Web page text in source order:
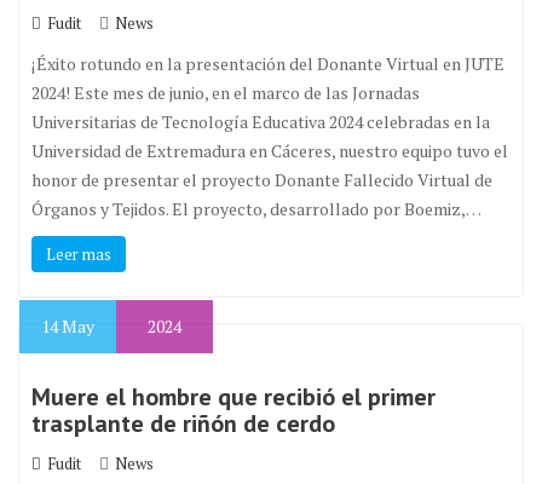
Fudit News
¡Éxito rotundo en la presentación del Donante Virtual en JUTE
2024! Este mes de junio, en el marco de las Jornadas
Universitarias de Tecnología Educativa 2024 celebradas en la
Universidad de Extremadura en Cáceres, nuestro equipo tuvo el
honor de presentar el proyecto Donante Fallecido Virtual de
Órganos y Tejidos. El proyecto, desarrollado por Boemiz,…
Leer mas
14May 2024
Muere el hombre que recibió el primer
trasplante de riñón de cerdo
Fudit News